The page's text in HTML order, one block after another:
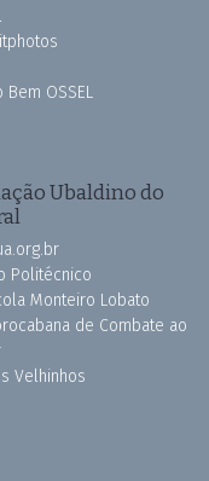
Bem OSSEL
Ubaldino do
Politécnico
Monteiro Lobato
de Combate ao
Velhinhos